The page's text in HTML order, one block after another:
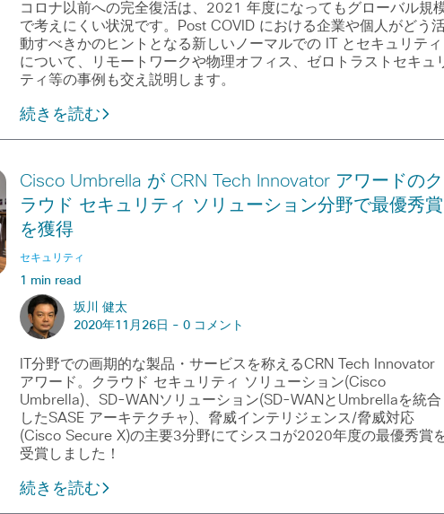
コロナ以前への完全復活は、2021 年度になってもグローバル規
で考えにくい状況です。Post COVID における企業や個人がどう
動すべきかのヒントとなる新しいノーマルでの IT とセキュリティ
について、リモートワークや物理オフィス、ゼロトラストセキュ
ティ等の事例も交え説明します。
続きを読む
Cisco Umbrella が CRN Tech Innovator アワードのク
ラウド セキュリティ ソリューション分野で最優秀賞
を獲得
セキュリティ
1 min read
坂川 健太
2020年11月26日 - 0 コメント
IT分野での画期的な製品・サービスを称えるCRN Tech Innovator
アワード。クラウド セキュリティ ソリューション(Cisco
Umbrella)、SD-WANソリューション(SD-WANとUmbrellaを統合
したSASE アーキテクチャ)、脅威インテリジェンス/脅威対応
(Cisco Secure X)の主要3分野にてシスコが2020年度の最優秀賞
受賞しました！
続きを読む